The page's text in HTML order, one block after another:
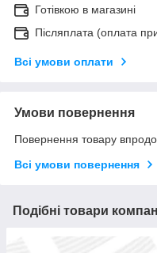
Готівкою в магазині
Післяплата (оплата
Всі умови оплати
Умови повернення
Повернення товару
Всі умови повернення
Подібні товари